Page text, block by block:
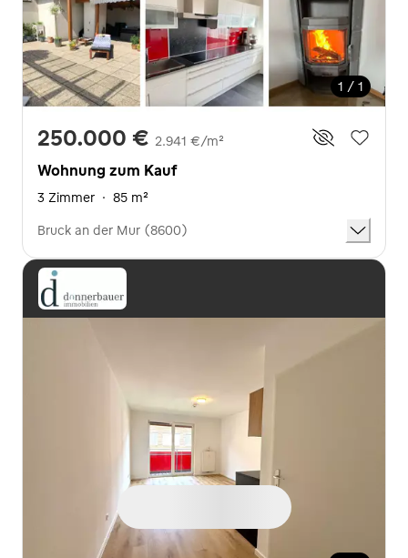
1 / 1
250.000 € 2.941 €/m²
Wohnung zum Kauf
3 Zimmer · 85 m²
Bruck an der Mur (8600)